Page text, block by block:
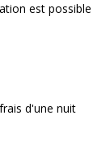
est possible
d'une nuit